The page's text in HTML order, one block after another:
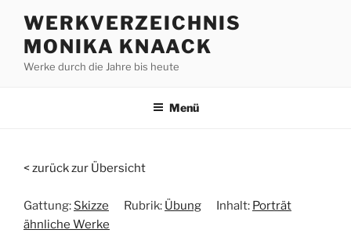
Inhalt
springen
WERKVERZEICHNIS
MONIKA KNAACK
Werke durch die Jahre bis heute
Menü
< zurück zur Übersicht
Gattung: Skizze Rubrik: Übung Inhalt: Porträt
ähnliche Werke